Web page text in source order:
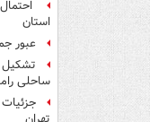
استان
عبور جمعیت
ساحلی
جزئیات